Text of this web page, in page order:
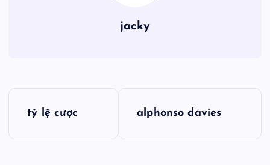
jacky
tỷ lệ cược alphonso davies